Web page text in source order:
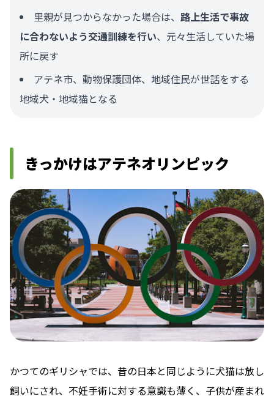
里親が見つからなかった場合は、 路上生活で事故
に合わないよう交通訓練を行い、元々生活していた場
所に戻す
アテネ市、動物保護団体、地域住民が世話をする
地域犬・地域猫となる
きっかけはアテネオリンピック
かつてのギリシャでは、昔の日本と同じように犬猫は放し
飼いにされ、不妊手術に対する意識も薄く、子供が産まれ